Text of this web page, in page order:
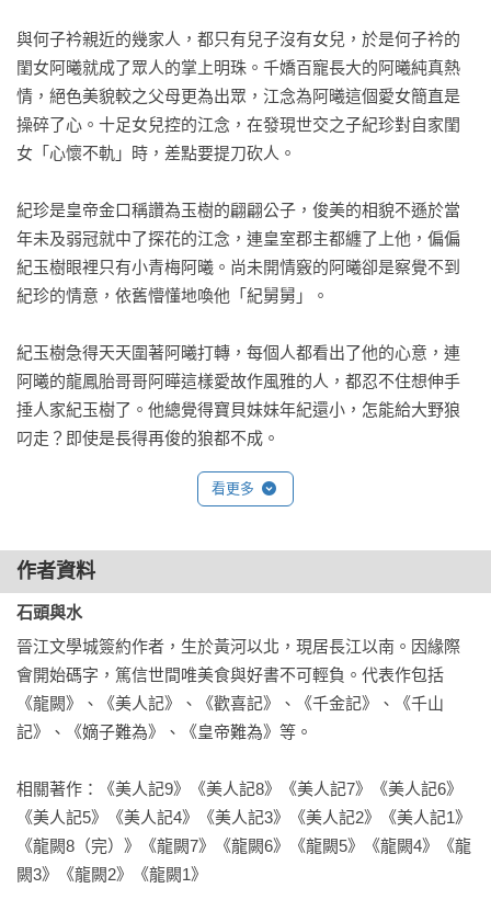
與何子衿親近的幾家人，都只有兒子沒有女兒，於是何子衿的
閨女阿曦就成了眾人的掌上明珠。千嬌百寵長大的阿曦純真熱
情，絕色美貌較之父母更為出眾，江念為阿曦這個愛女簡直是
操碎了心。十足女兒控的江念，在發現世交之子紀珍對自家閨
女「心懷不軌」時，差點要提刀砍人。
紀珍是皇帝金口稱讚為玉樹的翩翩公子，俊美的相貌不遜於當
年未及弱冠就中了探花的江念，連皇室郡主都纏了上他，偏偏
紀玉樹眼裡只有小青梅阿曦。尚未開情竅的阿曦卻是察覺不到
紀珍的情意，依舊懵懂地喚他「紀舅舅」。
紀玉樹急得天天圍著阿曦打轉，每個人都看出了他的心意，連
阿曦的龍鳳胎哥哥阿曄這樣愛故作風雅的人，都忍不住想伸手
捶人家紀玉樹了。他總覺得寶貝妹妹年紀還小，怎能給大野狼
叼走？即使是長得再俊的狼都不成。
何子衿卻是丈母娘看女婿，越看越滿意，還當成了一齣才子佳
反正在她眼中，除了紀玉樹，再沒人能配得上她的千金閨女。
看更多
作者資料
石頭與水
晉江文學城簽約作者，生於黃河以北，現居長江以南。因緣際
會開始碼字，篤信世間唯美食與好書不可輕負。代表作包括
《龍闕》、《美人記》、《歡喜記》、《千金記》、《千山
記》、《嫡子難為》、《皇帝難為》等。
相關著作：《美人記9》《美人記8》《美人記7》《美人記6》
《美人記5》《美人記4》《美人記3》《美人記2》《美人記1》
《龍闕8（完）》《龍闕7》《龍闕6》《龍闕5》《龍闕4》《龍
闕3》《龍闕2》《龍闕1》